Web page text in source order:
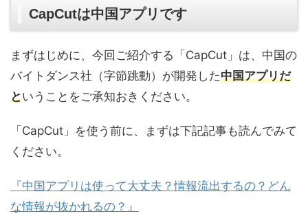
CapCutは中国アプリです
まずはじめに、今回ご紹介する「CapCut」は、中国の
バイトダンス社（字節跳動）が開発した中国アプリだ
ということをご承知おきください。
「CapCut」を使う前に、まずは下記記事も読んでみて
ください。
『中国アプリは使って大丈夫？情報流出するの？どん
な情報が抜かれるの？』